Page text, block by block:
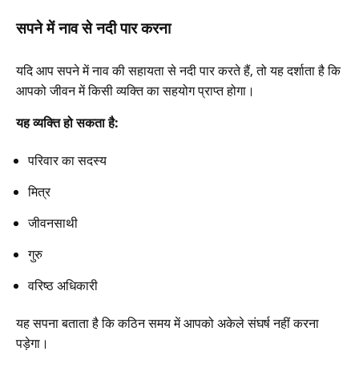
सपने में नाव से नदी पार करना
यदि आप सपने में नाव की सहायता से नदी पार करते हैं, तो यह दर्शाता है कि
आपको जीवन में किसी व्यक्ति का सहयोग प्राप्त होगा।
यह व्यक्ति हो सकता है:
परिवार का सदस्य
मित्र
जीवनसाथी
गुरु
वरिष्ठ अधिकारी
यह सपना बताता है कि कठिन समय में आपको अकेले संघर्ष नहीं करना
पड़ेगा।